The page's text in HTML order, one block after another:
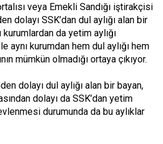
veya Emekli Sandığı iştirakçisi
dolayı SSK’dan dul aylığı alan bir
da yetim aylığı
aynı kurumdan hem dul aylığı hem
mümkün olmadığı ortaya çıkıyor.
dolayı dul aylığı alan bir bayan,
dolayı da SSK’dan yetim
durumunda da bu aylıklar